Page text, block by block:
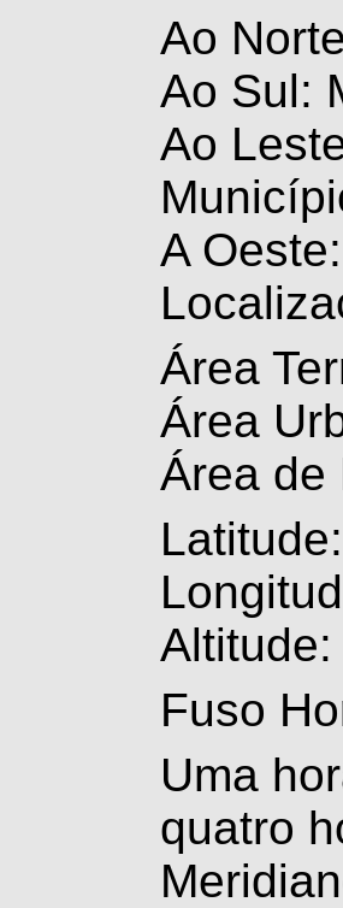
Ao
Ao Sul:
Ao
A
Área
Área
Área de
Fuso
Uma
quatro